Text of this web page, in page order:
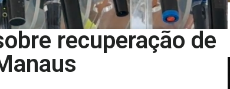
recuperação de